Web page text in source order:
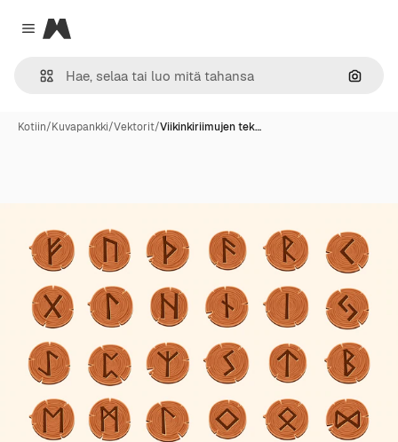
Close menu
Magnific
Hae
Kotiin/Kuvapankki/Vektorit/Viikinkiriimujen tek…